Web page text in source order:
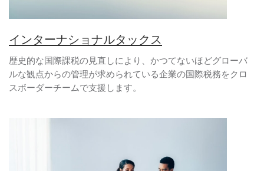
インターナショナルタックス
歴史的な国際課税の見直しにより、かつてないほどグローバ
ルな観点からの管理が求められている企業の国際税務をクロ
スボーダーチームで支援します。